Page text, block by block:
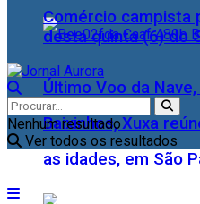
Último Voo da
Baixinhos, Xuxa
as idades, em São
Comércio campista
desta quinta (6) do
Nenhum resultado
Ver todos os resultados